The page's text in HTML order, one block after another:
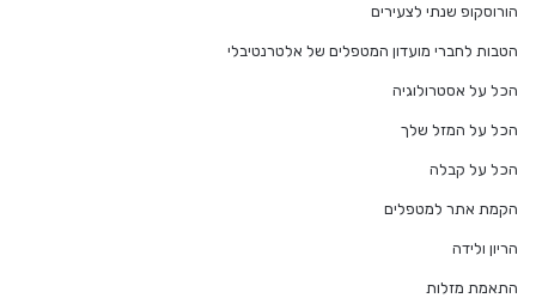
הורוסקופ שנתי לצעירים
הטבות לחברי מועדון המטפלים של אלטרנטיבלי
הכל על אסטרולוגיה
הכל על המזל שלך
הכל על קבלה
הקמת אתר למטפלים
הריון ולידה
התאמת מזלות